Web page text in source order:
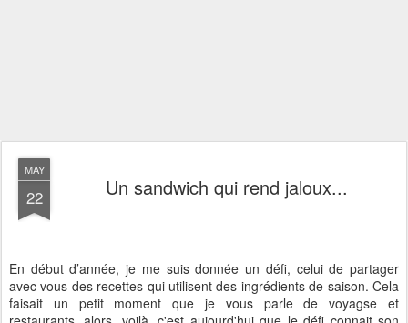
MAY
22 Un sandwich qui rend jaloux...
En début d’année, je me suis donnée un défi, celui de partager
avec vous des recettes qui utilisent des ingrédients de saison. Cela
faisait un petit moment que je vous parle de voyagse et